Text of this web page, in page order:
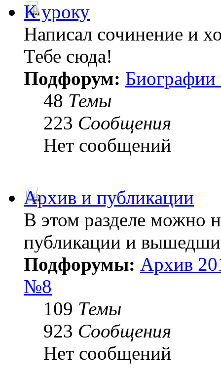
К уроку
Написал сочинение и
Тебе сюда!
Подфорум: Биографии
48 Темы
223 Сообщения
Нет сообщений
Архив и публикации
В этом разделе можно
публикации и
Подфорумы: Архив
№8
109 Темы
923 Сообщения
Нет сообщений